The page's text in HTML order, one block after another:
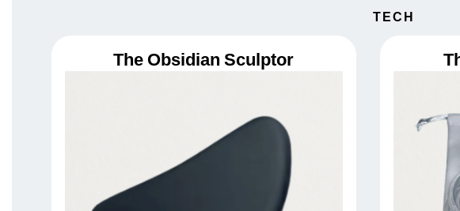
TECH
The Obsidian Sculptor